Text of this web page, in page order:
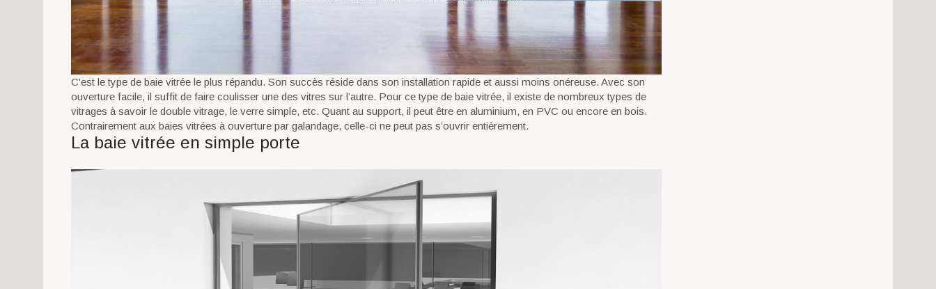
C’est le type de baie vitrée le plus répandu. Son succès réside dans son installation rapide et aussi moins onéreuse. Avec son
ouverture facile, il suffit de faire coulisser une des vitres sur l’autre. Pour ce type de baie vitrée, il existe de nombreux types de
vitrages à savoir le double vitrage, le verre simple, etc. Quant au support, il peut être en aluminium, en PVC ou encore en bois.
Contrairement aux baies vitrées à ouverture par galandage, celle-ci ne peut pas s’ouvrir entièrement.
La baie vitrée en simple porte